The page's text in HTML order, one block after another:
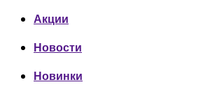
Акции
Новости
Новинки